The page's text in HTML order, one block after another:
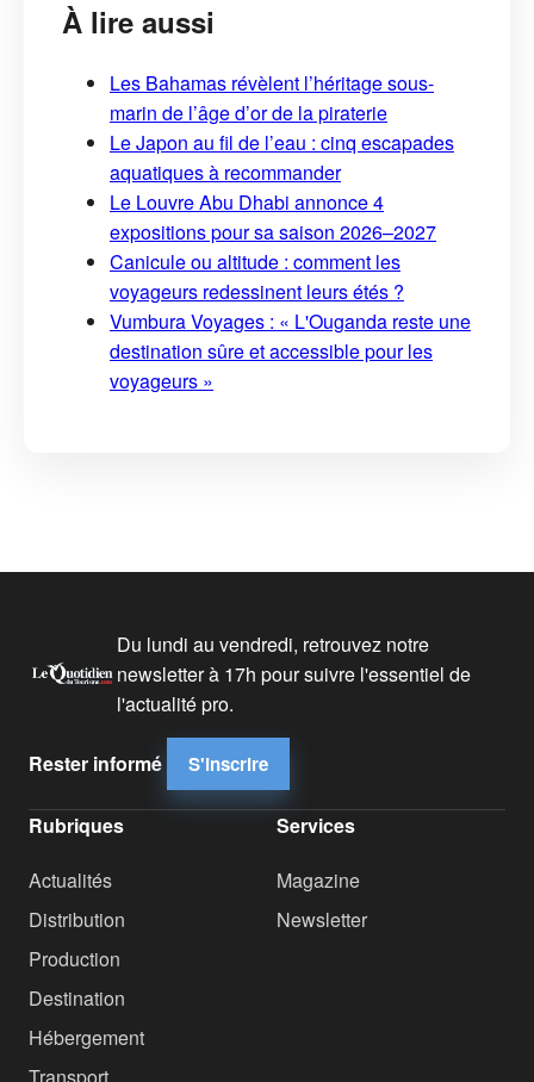
À lire aussi
Les Bahamas révèlent l’héritage sous-
marin de l’âge d’or de la piraterie
Le Japon au fil de l’eau : cinq escapades
aquatiques à recommander
Le Louvre Abu Dhabi annonce 4
expositions pour sa saison 2026–2027
Canicule ou altitude : comment les
voyageurs redessinent leurs étés ?
Vumbura Voyages : « L'Ouganda reste une
destination sûre et accessible pour les
voyageurs »
Du lundi au vendredi, retrouvez notre
newsletter à 17h pour suivre l'essentiel de
l'actualité pro.
Rester informé S'inscrire
Rubriques
Actualités
Distribution
Production
Destination
Hébergement
Services
Magazine
Newsletter